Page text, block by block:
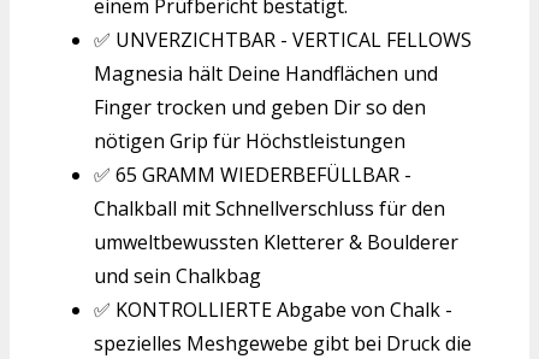
einem Prüfbericht bestätigt.
✅ UNVERZICHTBAR - VERTICAL FELLOWS
Magnesia hält Deine Handflächen und
Finger trocken und geben Dir so den
nötigen Grip für Höchstleistungen
✅ 65 GRAMM WIEDERBEFÜLLBAR -
Chalkball mit Schnellverschluss für den
umweltbewussten Kletterer & Boulderer
und sein Chalkbag
✅ KONTROLLIERTE Abgabe von Chalk -
spezielles Meshgewebe gibt bei Druck die